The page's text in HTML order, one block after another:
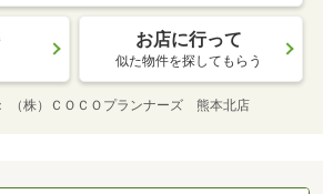
お店に行って
似た物件を探してもらう
（株）ＣＯＣＯプランナーズ 熊本北店